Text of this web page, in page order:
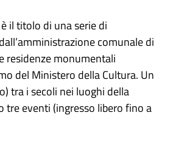
il titolo di una serie di
comunale di
residenze monumentali
del Ministero della Cultura. Un
tra i secoli nei luoghi della
tre eventi (ingresso libero fino a